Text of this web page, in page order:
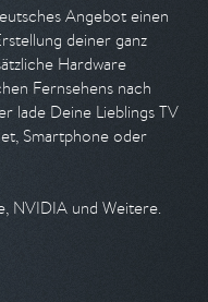
Angebot einen
deiner ganz
Hardware
Fernsehens nach
lade Deine Lieblings TV
Smartphone oder
NVIDIA und Weitere.